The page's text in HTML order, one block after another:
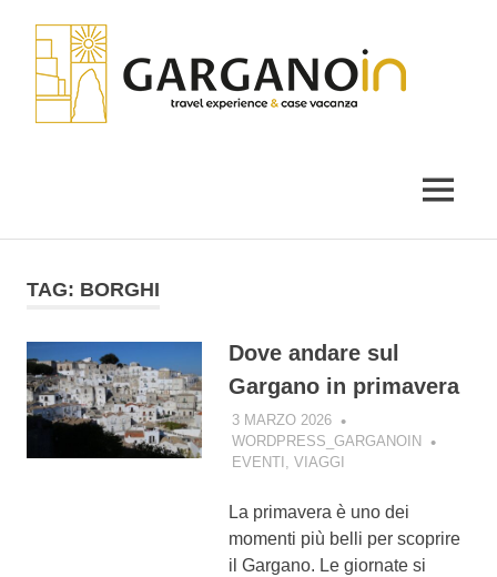
contenuto
MENU
TAG: BORGHI
Dove andare sul
Gargano in primavera
3 MARZO 2026
WORDPRESS_GARGANOIN
EVENTI , VIAGGI
La primavera è uno dei
momenti più belli per scoprire
il Gargano. Le giornate si